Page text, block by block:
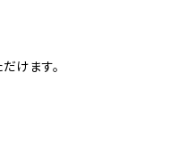
けます。